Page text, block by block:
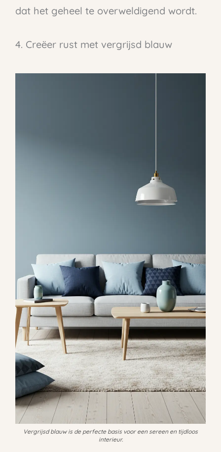
dat het geheel te overweldigend wordt.
4. Creëer rust met vergrijsd blauw
Vergrijsd blauw is de perfecte basis voor een sereen en tijdloos
interieur.